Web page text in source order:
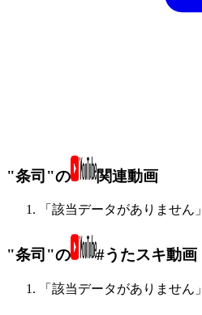
"条司"の 関連動画
「該当データがありません」
"条司"の #うたスキ動画
「該当データがありません」